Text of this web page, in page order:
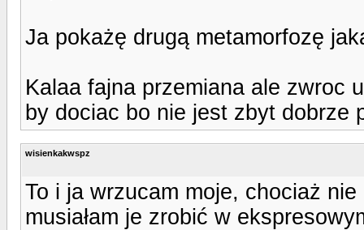
Ja pokażę drugą metamorfozę
Kalaa fajna przemiana ale zwroc
by dociac bo nie jest zbyt dobrze
wisienkakwspz
To i ja wrzucam moje, chociaż
musiałam je zrobić w